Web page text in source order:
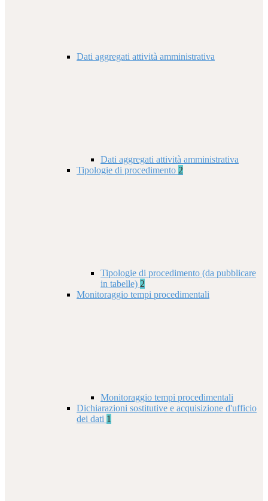
Dati aggregati attività amministrativa
Dati aggregati attività amministrativa
Tipologie di procedimento 2
Tipologie di procedimento (da pubblicare
in tabelle) 2
Monitoraggio tempi procedimentali
Monitoraggio tempi procedimentali
Dichiarazioni sostitutive e acquisizione d'ufficio
dei dati 1